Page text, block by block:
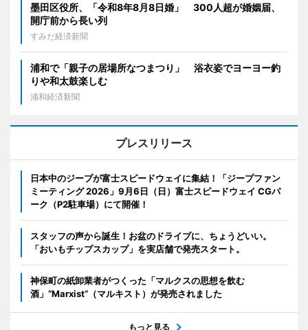
墨田区役所、「令和8年8月8日婚」 300人超が婚姻届、
開庁前から長い列
すみだ経済新聞
浦和で「親子の居場所なつまつり」 浴衣姿でヨーヨー釣
りや和太鼓楽しむ
浦和経済新聞
プレスリリース
日本中のジープが富士スピードウェイに集結！「ジープファン
ミーティング 2026」9月6日（日）富士スピードウェイ CGパ
ーク（P2駐車場）にて開催！
スタッフの声から誕生！お盆のドライブに、ちょうどいい。
「おいもチップスカップ」を実店舗で発売スタート。
神保町の紙卸業者がつくった「マルクスの思想を飲む
酒」“Marxist”（マルキスト）が発売されました
もっと見る